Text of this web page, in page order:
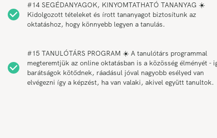
#14 SEGÉDANYAGOK, KINYOMTATHATÓ TANANYAG ☀️
Kidolgozott tételeket és írott tananyagot biztosítunk az
oktatáshoz, hogy könnyebb legyen a tanulás.
#15 TANULÓTÁRS PROGRAM ☀️ A tanulótárs programmal
megteremtjük az online oktatásban is a közösség élményét -
barátságok kötődnek, ráadásul jóval nagyobb esélyed van
elvégezni így a képzést, ha van valaki, akivel együtt tanultok.